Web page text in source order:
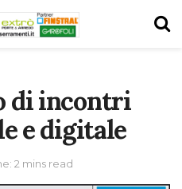
di incontri
e digitale
2 mins read